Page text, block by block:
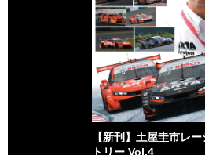
【新刊】土屋圭市レ
トリー Vol.4